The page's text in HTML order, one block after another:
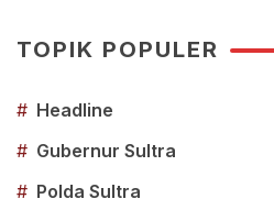
TOPIK POPULER
# Headline
# Gubernur Sultra
# Polda Sultra